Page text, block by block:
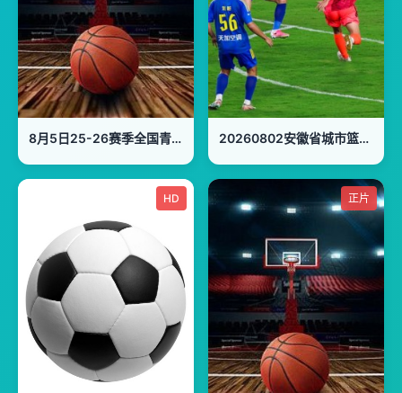
8月5日25-26赛季全国青年篮球联赛 广东宏远99VS64天津荣钢 20260802安徽省城市篮球联赛第10轮全场回放：淮南vs安庆
HD 正片